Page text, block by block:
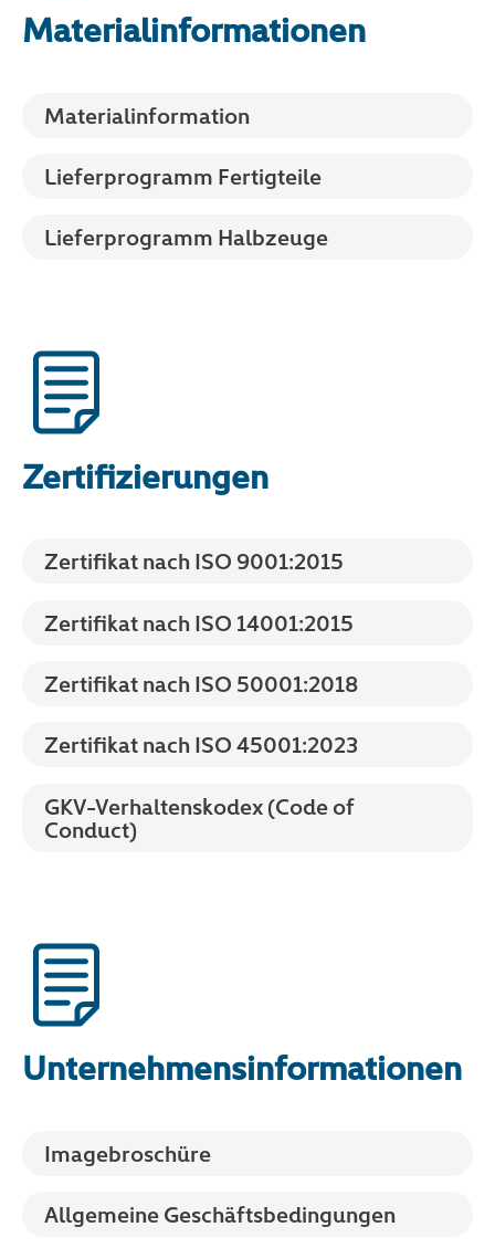
Materialinformationen
Materialinformation
Lieferprogramm Fertigteile
Lieferprogramm Halbzeuge
Zertifizierungen
Zertifikat nach ISO 9001:2015
Zertifikat nach ISO 14001:2015
Zertifikat nach ISO 50001:2018
Zertifikat nach ISO 45001:2023
GKV-Verhaltenskodex (Code of
Conduct)
Unternehmensinformationen
Imagebroschüre
Allgemeine Geschäftsbedingungen